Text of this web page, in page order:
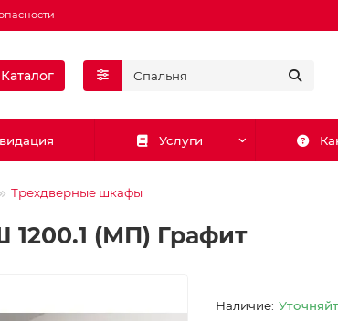
Каталог
Услуги
Трехдверные шкафы
(МП) Графит